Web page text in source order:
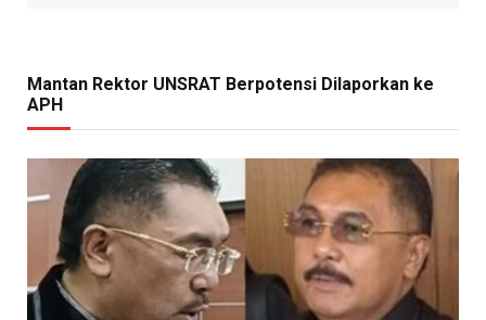
Mantan Rektor UNSRAT Berpotensi Dilaporkan ke
APH